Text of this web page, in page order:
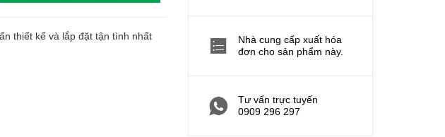
thiết kế và lắp đặt tận tình nhất
Nhà cung cấp xuất hóa
đơn cho sản phẩm này.
Tư vấn trực tuyến
0909 296 297